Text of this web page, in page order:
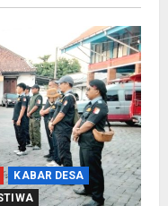
KABAR DESA